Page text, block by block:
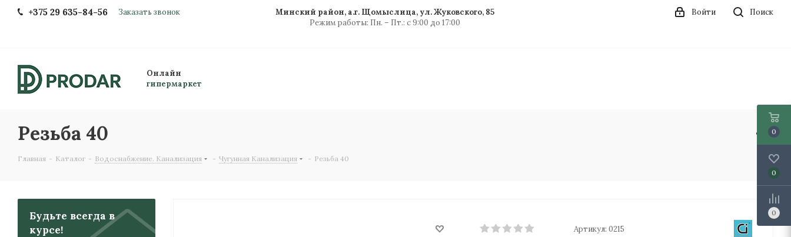
+375 29 635-84-56 Заказать звонок
Минский район, а.г. Щомыслица, ул. Жуковского, 85
Режим работы: Пн. – Пт.: с 9:00 до 17:00
Поиск
Войти
Онлайн
гипермаркет
Резьба 40
Главная - Каталог - Водоснабжение. Канализация - Чугунная Канализация - Резьба 40
Артикул: 0215
Будьте всегда в
курсе!
0
0
0